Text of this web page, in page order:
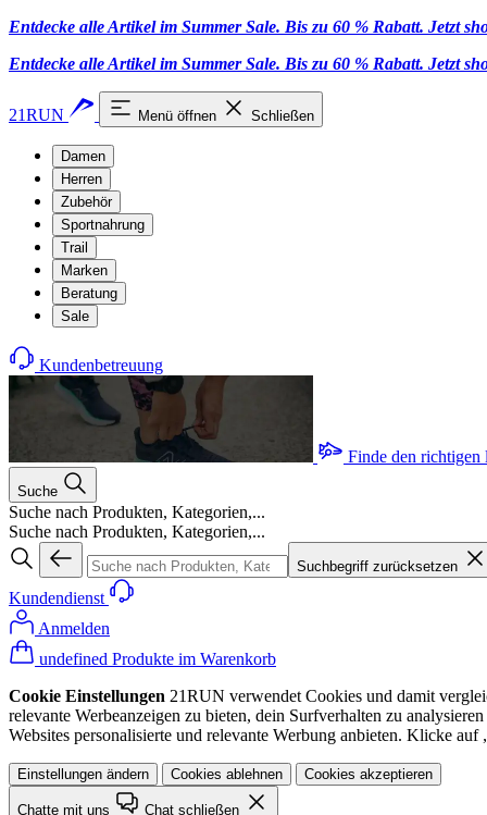
Entdecke alle Artikel im Summer Sale. Bis zu 60 % Rabatt. Jetzt
Entdecke alle Artikel im Summer Sale. Bis zu 60 % Rabatt. Jetzt
21RUN Menü öffnen Schließen
Damen
Herren
Zubehör
Sportnahrung
Trail
Marken
Beratung
Sale
Kundenbetreuung
Finde den richtigen
Suche
Suche nach Produkten, Kategorien,...
Suche nach Produkten, Kategorien,...
Suchbegriff zurücksetzen
Kundendienst
Anmelden
undefined Produkte im Warenkorb
Cookie Einstellungen 21RUN verwendet Cookies und damit
relevante Werbeanzeigen zu bieten, dein Surfverhalten zu
Websites personalisierte und relevante Werbung anbieten. Klicke
Einstellungen ändern Cookies ablehnen Cookies akzeptieren
Chatte mit uns Chat schließen